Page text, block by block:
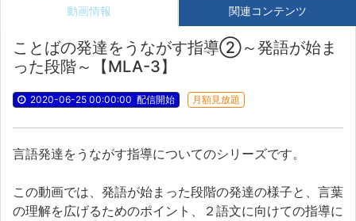
動画情報 関連コンテンツ
ことばの発達をうながす指導②～発語が始ま
った段階～【MLA-3】
2020-06-25 00:00:00 配信開始 月額見放題
言語発達をうながす指導についてのシリーズです。
この動画では、発語が始まった段階の発達の様子と、言葉
の理解を広げるためのポイント、２語文に向けての指導に